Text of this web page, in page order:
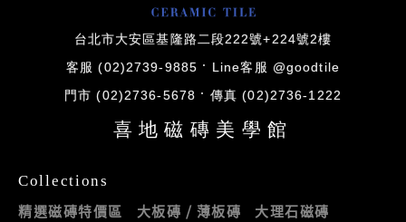
台北市大安區基隆路二段222號+224號2樓
客服 (02)2739-9885 Line客服 @goodtile
門市 (02)2736-5678 傳真 (02)2736-1222
喜地磁磚美學館
Collections
精選磁磚特價區 大板磚 / 薄板磚
大理石磁磚